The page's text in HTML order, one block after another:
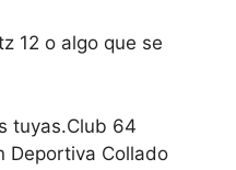
12 o algo que se
tuyas.Club 64
Deportiva Collado